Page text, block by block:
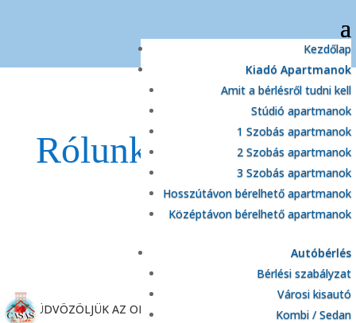
Kezdőlap
Kiadó Apartmanok
Amit a bérlésről tudni kell
Stúdió apartmanok
1 Szobás apartmanok
2 Szobás apartmanok
3 Szobás apartmanok
Hosszútávon bérelhető apartmanok
Középtávon bérelhető apartmanok
Autóbérlés
Bérlési szabályzat
Városi kisautó
Kombi / Sedan
Rólunk
ÜDVÖZÖLJÜK AZ OLDALUNKON!